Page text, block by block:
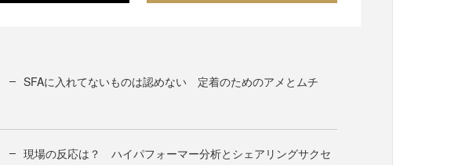
SFAに入れてないものは認めない 定着のためのアメとムチ
現場の反応は？ ハイパフォーマー分析とシェアリングサクセ